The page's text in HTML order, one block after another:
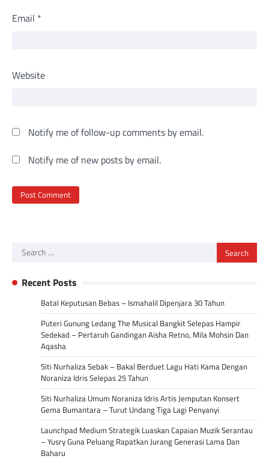
Email *
Website
Notify me of follow-up comments by email.
Notify me of new posts by email.
Search
Recent Posts
Batal Keputusan Bebas – Ismahalil Dipenjara 30 Tahun
Puteri Gunung Ledang The Musical Bangkit Selepas Hampir
Sedekad – Pertaruh Gandingan Aisha Retno, Mila Mohsin Dan
Aqasha
Siti Nurhaliza Sebak – Bakal Berduet Lagu Hati Kama Dengan
Noraniza Idris Selepas 25 Tahun
Siti Nurhaliza Umum Noraniza Idris Artis Jemputan Konsert
Gema Bumantara – Turut Undang Tiga Lagi Penyanyi
Launchpad Medium Strategik Luaskan Capaian Muzik Serantau
– Yusry Guna Peluang Rapatkan Jurang Generasi Lama Dan
Baharu